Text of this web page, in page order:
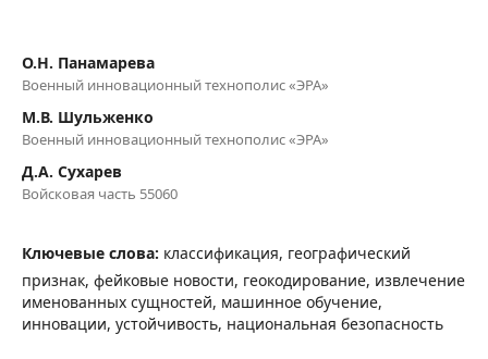
О.Н. Панамарева
Военный инновационный технополис «ЭРА»
М.В. Шульженко
Военный инновационный технополис «ЭРА»
Д.А. Сухарев
Войсковая часть 55060
Ключевые слова: классификация, географический
признак, фейковые новости, геокодирование, извлечение
именованных сущностей, машинное обучение,
инновации, устойчивость, национальная безопасность